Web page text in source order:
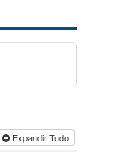
Expandir Tudo